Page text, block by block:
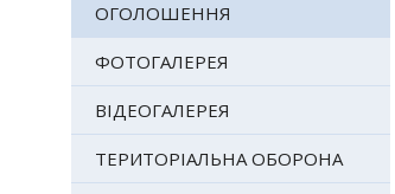
ОГОЛОШЕННЯ
ФОТОГАЛЕРЕЯ
ВІДЕОГАЛЕРЕЯ
ТЕРИТОРІАЛЬНА ОБОРОНА